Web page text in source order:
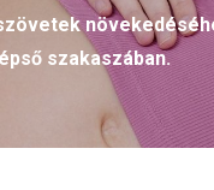
szakaszában.